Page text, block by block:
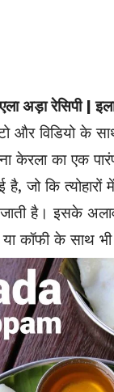
अड़ा रेसिपी |
और विडियो
केरला का एक
है, जो कि
है। इसके
कॉफी के साथ